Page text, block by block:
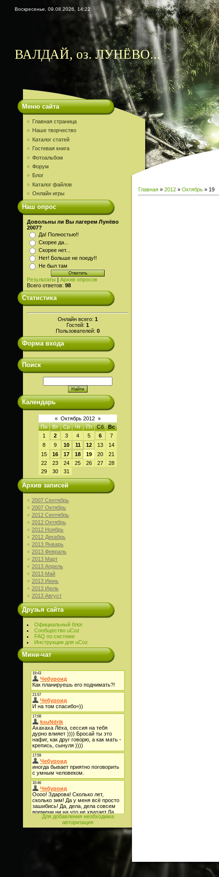
Воскресенье, 09.08.2026, 14:22
ВАЛДАЙ, оз. ЛУНЁВО...
Меню сайта
Главная страница
Наше творчество
Каталог статей
Гостевая книга
Фотоальбом
Форум
Блог
Каталог файлов
Онлайн игры
Наш опрос
Довольны ли Вы лагерем Лунёво
2007?
Да! Полностью!!
Скорее да...
Скорее нет...
Нет! Больше не поеду!!
Не был там
Результаты | Архив опросов
Всего ответов: 98
Статистика
Онлайн всего: 1
Гостей: 1
Пользователей: 0
Форма входа
Поиск
Календарь
« Октябрь 2012 »
Пн
Вт Ср Чт Пт Сб
Вс
1
2 3 4 5 6
7
8
9 10 11 12 13
14
15
16 17 18 19 20
21
22
23 24 25 26 27
28
29
30 31
Архив записей
2007 Сентябрь
2007 Октябрь
2012 Сентябрь
2012 Октябрь
2012 Ноябрь
2012 Декабрь
2013 Январь
2013 Февраль
2013 Март
2013 Апрель
2013 Май
2013 Июнь
2013 Июль
2013 Август
Друзья сайта
Официальный блог
Сообщество uCoz
FAQ по системе
Инструкции для uCoz
Мини-чат
Для добавления необходима
авторизация
Главная » 2012 » Октябрь » 19